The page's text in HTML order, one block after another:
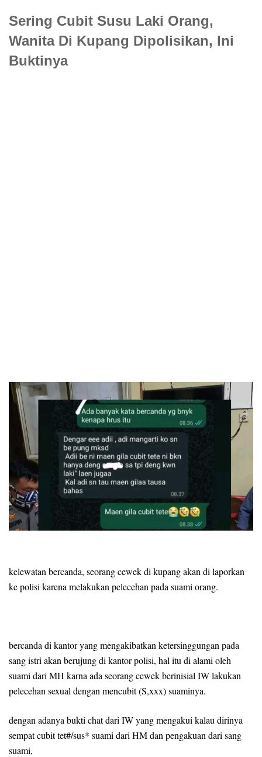
Sering Cubit Susu Laki Orang,
Wanita Di Kupang Dipolisikan, Ini
Buktinya
kelewatan bercanda, seorang cewek di kupang akan di laporkan
ke polisi karena melakukan pelecehan pada suami orang.
bercanda di kantor yang mengakibatkan ketersinggungan pada
sang istri akan berujung di kantor polisi, hal itu di alami oleh
suami dari MH karna ada seorang cewek berinisial IW lakukan
pelecehan sexual dengan mencubit (S,xxx) suaminya.
dengan adanya bukti chat dari IW yang mengakui kalau dirinya
sempat cubit tet#/sus* suami dari HM dan pengakuan dari sang
suami,